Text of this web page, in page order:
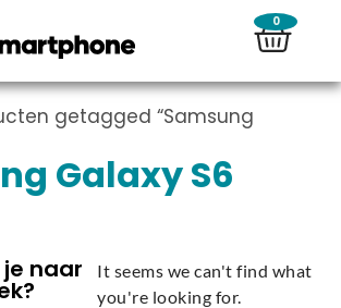
0
getagged “Samsung
Galaxy S6
naar
It seems we can't find what
you're looking for.